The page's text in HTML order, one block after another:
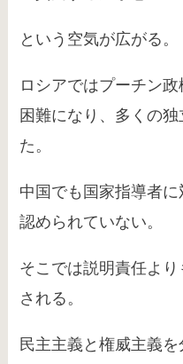
という空気が広がる。
ロシアではプーチン
困難になり、多くの
た。
中国でも国家指導者
認められていない。
そこでは説明責任よ
される。
民主主義と権威主義